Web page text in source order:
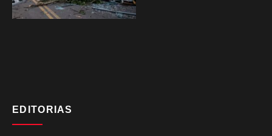
EDITORIAS